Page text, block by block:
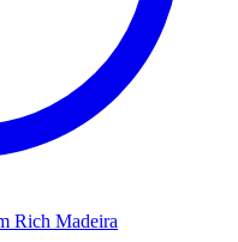
Rich Madeira